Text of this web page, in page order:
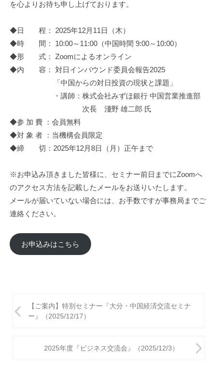
i
o
)
を心よりお待ち申し上げております。
◆日 程： 2025年12月11日（木）
◆時 間： 10:00～11:00（中国時間 9:00～10:00）
◆形 式： Zoomによるオンライン
◆内 容： 対日インバウンド委員会報告2025
「中国からの対日投資の現状と課題」
・講師：株式会社みずほ銀行 中国営業推進部
次長 淺野 雄二郎 氏
◆参 加 費 ：会員無料
◆対 象 者 ：当機構会員限定
◆締 切：2025年12月8日（月）正午まで
※お申込み頂きました皆様に、セミナー前日までにZoomへ
のアクセス方法を記載したメールをお送りいたします。
メールが届いていない場合には、お手数ですが事務局までご
連絡ください。
お申込みはこちら
稿
【ご案内】特別セミナー『大分・中国経済交流セミナ
ー』（2025/12/17）
2025年度『ビジネス交流会』（2025/12/3）